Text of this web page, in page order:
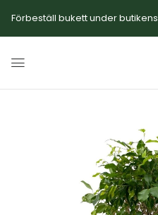
Förbeställ bukett under